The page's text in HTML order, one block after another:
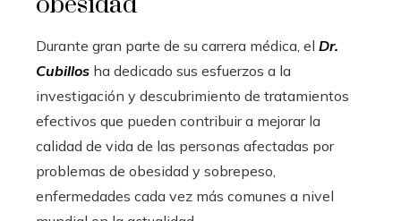
Durante gran parte de su carrera médica, el Dr.
Cubillos ha dedicado sus esfuerzos a la
investigación y descubrimiento de tratamientos
efectivos que pueden contribuir a mejorar la
calidad de vida de las personas afectadas por
problemas de obesidad y sobrepeso,
enfermedades cada vez más comunes a nivel